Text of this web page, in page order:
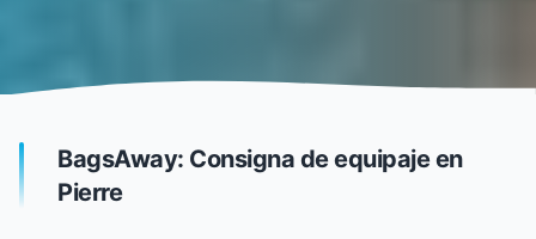
BagsAway: Consigna de equipaje en
Pierre